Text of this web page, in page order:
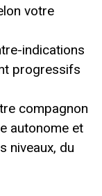
votre
indications
progressifs
compagnon
autonome et
niveaux, du